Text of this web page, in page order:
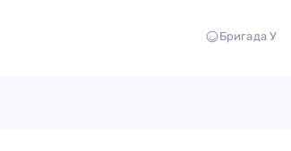
Бригада У